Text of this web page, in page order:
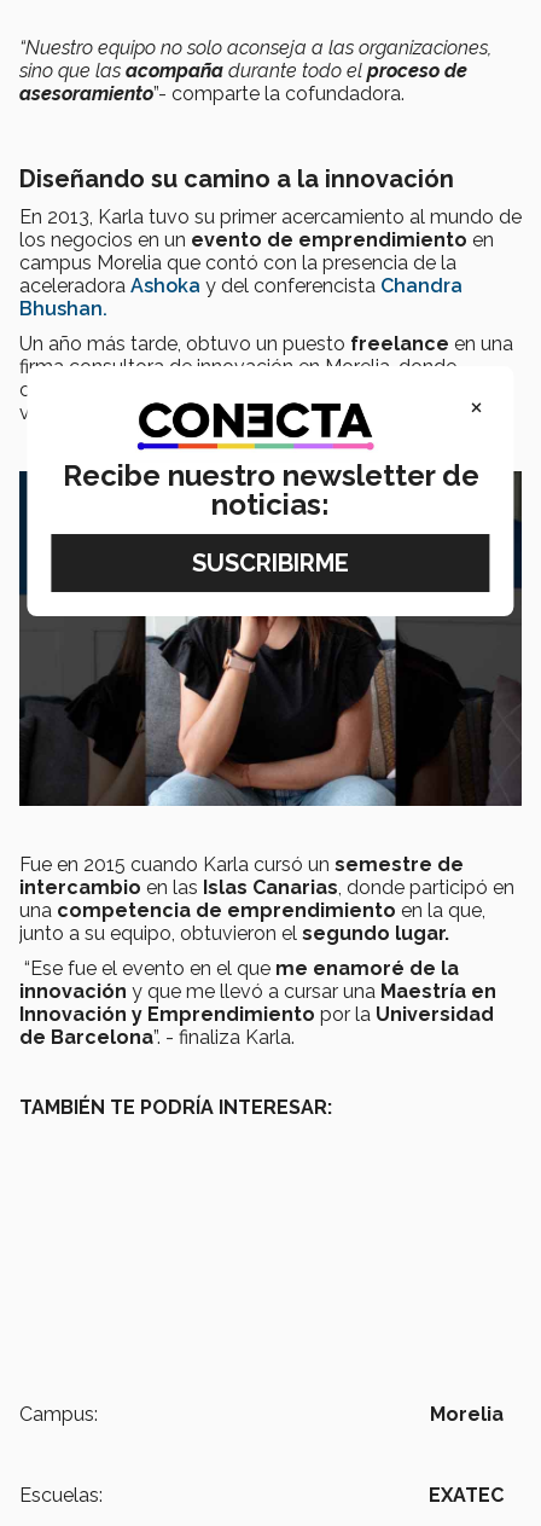
“Nuestro equipo no solo aconseja a las organizaciones,
sino que las acompaña durante todo el proceso de
asesoramiento”- comparte la cofundadora.
Diseñando su camino a la innovación
En 2013, Karla tuvo su primer acercamiento al mundo de
los negocios en un evento de emprendimiento en
campus Morelia que contó con la presencia de la
aceleradora Ashoka y del conferencista Chandra
Bhushan.
Un año más tarde, obtuvo un puesto freelance en una
firma consultora de innovación en Morelia, donde
comenzó teniendo el rol de
volverse
Corporate Program Manager.
Fue en 2015 cuando Karla cursó un semestre de
intercambio en las Islas Canarias, donde participó en
una competencia de emprendimiento en la que,
junto a su equipo, obtuvieron el segundo lugar.
“Ese fue el evento en el que me enamoré de la
innovación y que me llevó a cursar una Maestría en
Innovación y Emprendimiento por la Universidad
de Barcelona”. - finaliza Karla.
TAMBIÉN TE PODRÍA INTERESAR:
Campus: Morelia
Escuelas: EXATEC
×
Recibe nuestro newsletter de
noticias: